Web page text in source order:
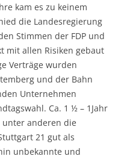
kam es zu keinem
die Landesregierung
Stimmen der FDP und
mit allen Risiken gebaut
Verträge wurden
und der Bahn
Unternehmen
Ca. 1 ½ – 1Jahr
anderen die
21 gut als
unbekannte und